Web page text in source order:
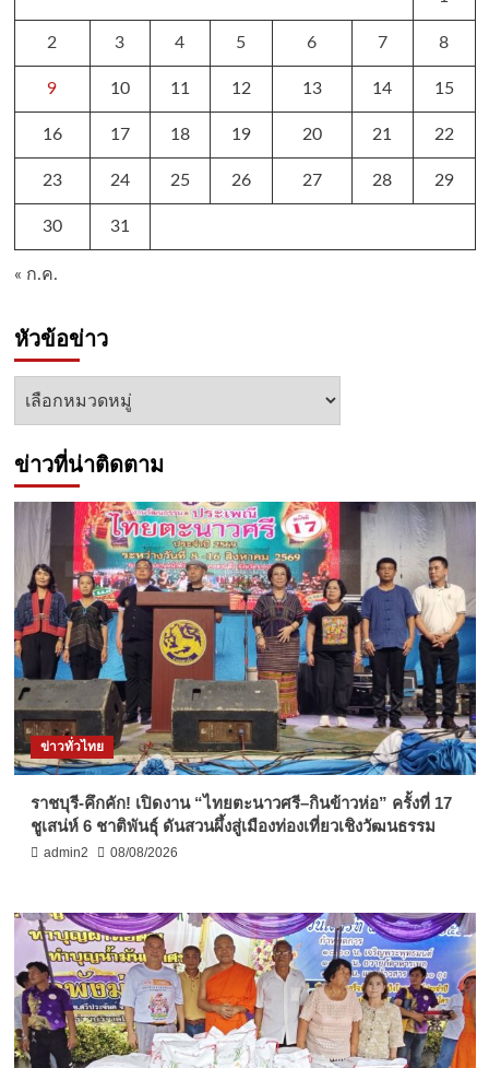
2 3 4 5 6 7 8
9 10 11 12 13 14 15
16 17 18 19 20 21 22
23 24 25 26 27 28 29
30 31
« ก.ค.
หัวข้อข่าว
หัวข้อ
ข่าวที่น่าติดตาม
ข่าวทั่วไทย
ราชบุรี-คึกคัก! เปิดงาน “ไทยตะนาวศรี–กินข้าวห่อ” ครั้งที่ 17
ชูเสน่ห์ 6 ชาติพันธุ์ ดันสวนผึ้งสู่เมืองท่องเที่ยวเชิงวัฒนธรรม
admin2 08/08/2026